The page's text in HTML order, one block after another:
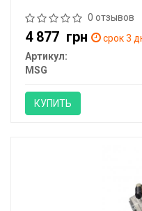
0 отзывов
4 877 грн
срок 3
Артикул:
MSG
КУПИТЬ